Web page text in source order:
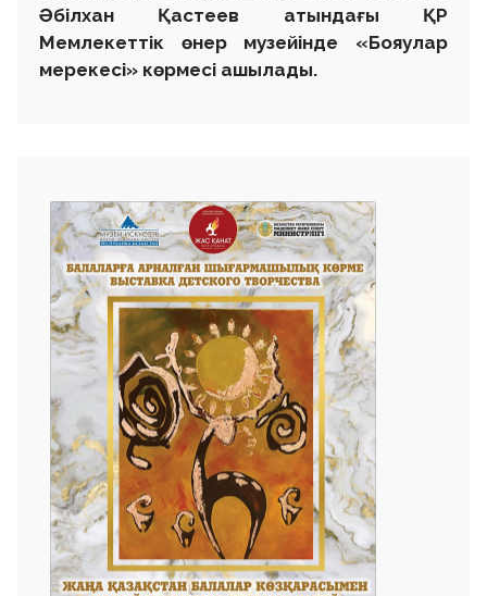
Әбілхан Қастеев атындағы ҚР
Мемлекеттік өнер музейінде «Бояулар
мерекесі» көрмесі ашылады.